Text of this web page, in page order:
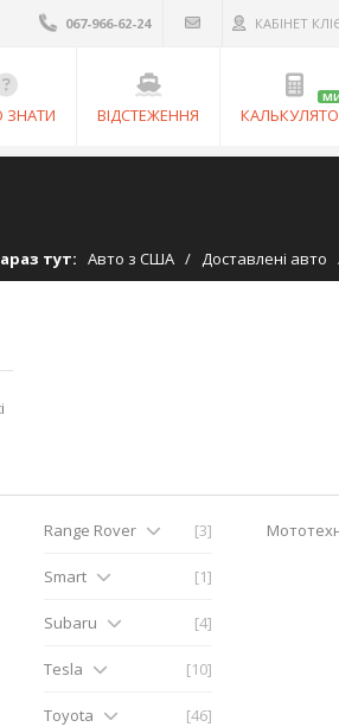
067-966-62-24 КАБІНЕТ
ЗНАТИ ВІДСТЕЖЕННЯ
тут: Авто з США / Доставлені авто
Range Rover [3]
Smart [1]
Subaru [4]
Tesla [10]
Toyota [46]